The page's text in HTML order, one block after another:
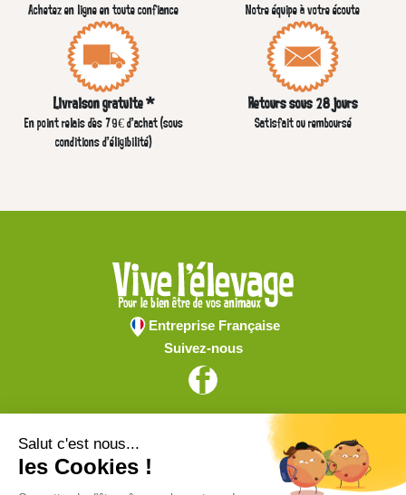
Achetez en ligne en toute confiance Notre équipe à votre écoute
Livraison gratuite *
En point relais dès 79€ d’achat (sous
conditions d'éligibilité)
Retours sous 28 jours
Satisfait ou remboursé
Entreprise Française
Suivez-nous
Vive l'élevage